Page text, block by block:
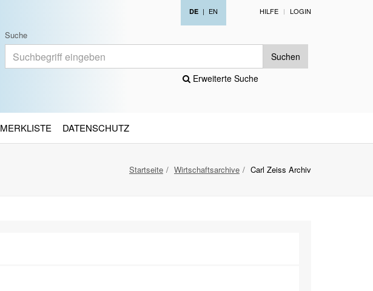
DE | EN HILFE LOGIN
Suche
Suchen
Erweiterte Suche
MERKLISTE DATENSCHUTZ
Startseite Wirtschaftsarchive Carl Zeiss Archiv